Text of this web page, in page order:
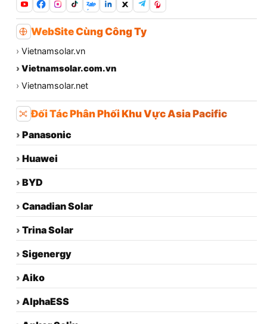
Zalo
WebSite Cùng Công Ty
› Vietnamsolar.vn
› Vietnamsolar.com.vn
› Vietnamsolar.net
Đối Tác Phân Phối Khu Vực Asia Pacific
› Panasonic
› Huawei
› BYD
› Canadian Solar
› Trina Solar
› Sigenergy
› Aiko
› AlphaESS